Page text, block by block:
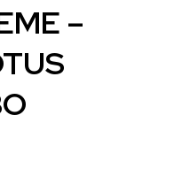
–